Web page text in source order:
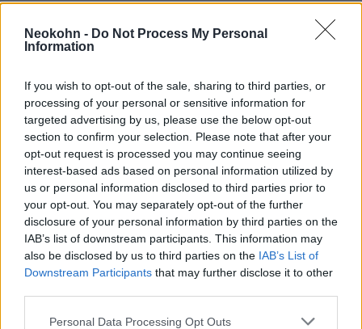
Neokohn - Do Not Process My Personal
Information
If you wish to opt-out of the sale, sharing to third parties, or
processing of your personal or sensitive information for
targeted advertising by us, please use the below opt-out
section to confirm your selection. Please note that after your
opt-out request is processed you may continue seeing
interest-based ads based on personal information utilized by
us or personal information disclosed to third parties prior to
your opt-out. You may separately opt-out of the further
disclosure of your personal information by third parties on the
IAB’s list of downstream participants. This information may
also be disclosed by us to third parties on the IAB’s List of
Downstream Participants that may further disclose it to other
Please note that this website/app uses one or more Google
Personal Data Processing Opt Outs
Etiópiában bezárnak a
középiskolák, hogy a diákok
támogatni tudják a fronton
harcolókat
2021. december 5.